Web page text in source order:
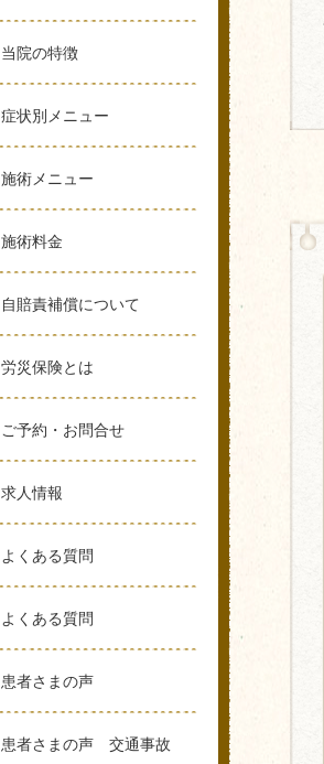
当院の特徴
症状別メニュー
施術メニュー
施術料金
自賠責補償について
労災保険とは
ご予約・お問合せ
求人情報
よくある質問
よくある質問
患者さまの声
患者さまの声 交通事故